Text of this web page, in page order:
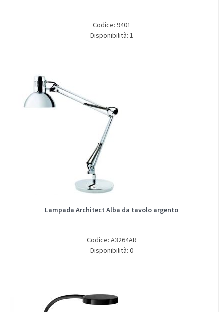
Codice: 9401
Disponibilità: 1
Lampada Architect Alba da tavolo argento
Codice: A3264AR
Disponibilità: 0